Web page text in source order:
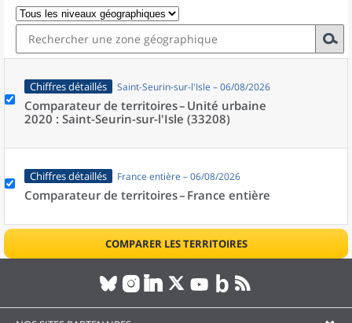
Chiffres détaillés Saint-Seurin-sur-l'Isle – 06/08/2026
Comparateur de territoires – Unité urbaine
2020 : Saint-Seurin-sur-l'Isle (33208)
Chiffres détaillés France entière – 06/08/2026
Comparateur de territoires – France entière
COMPARER LES TERRITOIRES